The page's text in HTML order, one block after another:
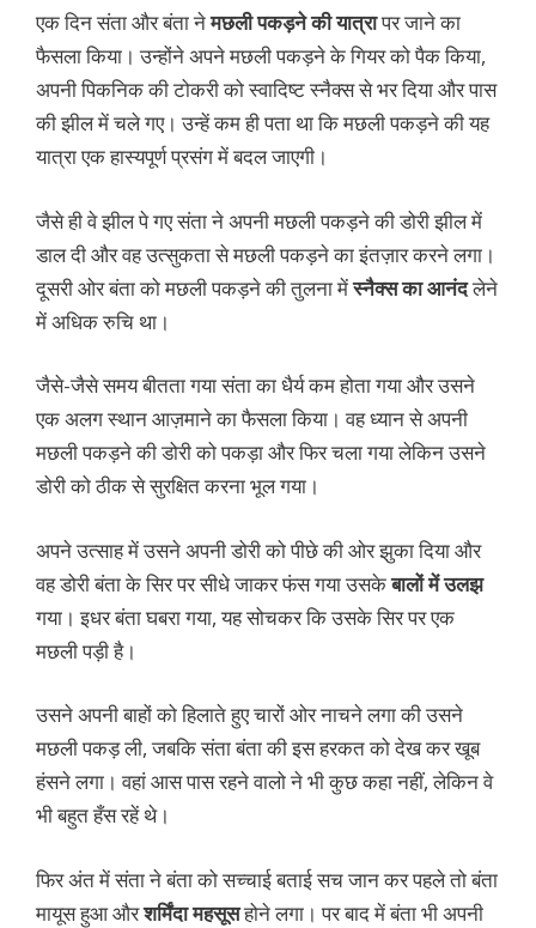
एक दिन संता और बंता नेमछली पकड़ने की यात्रापर जाने का
फैसला किया। उन्होंने अपने मछली पकड़ने के गियर को पैक किया,
अपनी पिकनिक की टोकरी को स्वादिष्ट स्नैक्स से भर दिया और पास
की झील में चले गए। उन्हें कम ही पता था कि मछली पकड़ने की यह
यात्रा एक हास्यपूर्ण प्रसंग में बदल जाएगी।
जैसे ही वे झील पे गए संता ने अपनी मछली पकड़ने की डोरी झील में
डाल दी और वह उत्सुकता से मछली पकड़ने का इंतज़ार करने लगा।
दूसरी ओर बंता को मछली पकड़ने की तुलना मेंस्नैक्स का आनंदलेने
में अधिक रुचि था।
जैसे-जैसे समय बीतता गया संता का धैर्य कम होता गया और उसने
एक अलग स्थान आज़माने का फैसला किया। वह ध्यान से अपनी
मछली पकड़ने की डोरी को पकड़ा और फिर चला गया लेकिन उसने
डोरी को ठीक से सुरक्षित करना भूल गया।
अपने उत्साह में उसने अपनी डोरी को पीछे की ओर झुका दिया और
वह डोरी बंता के सिर पर सीधे जाकर फंस गया उसकेबालों में उलझ
गया। इधर बंता घबरा गया, यह सोचकर कि उसके सिर पर एक
मछली पड़ी है।
उसने अपनी बाहों को हिलाते हुए चारों ओर नाचने लगा की उसने
मछली पकड़ ली, जबकि संता बंता की इस हरकत को देख कर खूब
हंसने लगा। वहां आस पास रहने वालो ने भी कुछ कहा नहीं, लेकिन वे
भी बहुत हँस रहें थे।
फिर अंत में संता ने बंता को सच्चाई बताई सच जान कर पहले तो बंता
मायूस हुआ औरशर्मिंदा महसूसहोने लगा। पर बाद में बंता भी अपनी